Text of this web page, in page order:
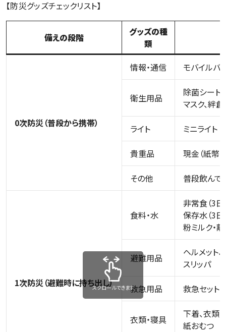
【防災グッズチェックリスト】
備えの段階
グッズの種
類
0次防災（普段から携帯）
情報・通信 モバイルバ
衛生用品
除菌シート
マスク、絆
ライト ミニライト
貴重品 現金（紙幣
その他 普段飲んで
1次防災（避難時に持ち出し）
食料・水
非常食（3日
保存水（3日
粉ミルク・
避難用品
ヘルメット
スリッパ
救急用品 救急セット
衣類・寝具
下着、衣類
紙おむつ
スクロールできます